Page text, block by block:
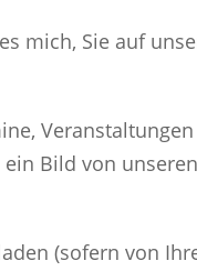
mich, Sie auf
Bild von
(sofern von